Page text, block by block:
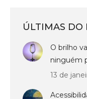
ÚLTIMAS DO
O brilho
ninguém
13 de